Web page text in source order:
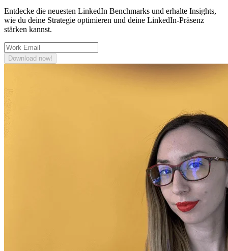
Entdecke die neuesten LinkedIn Benchmarks und erhalte Insights,
wie du deine Strategie optimieren und deine LinkedIn-Präsenz
stärken kannst.
Download now!